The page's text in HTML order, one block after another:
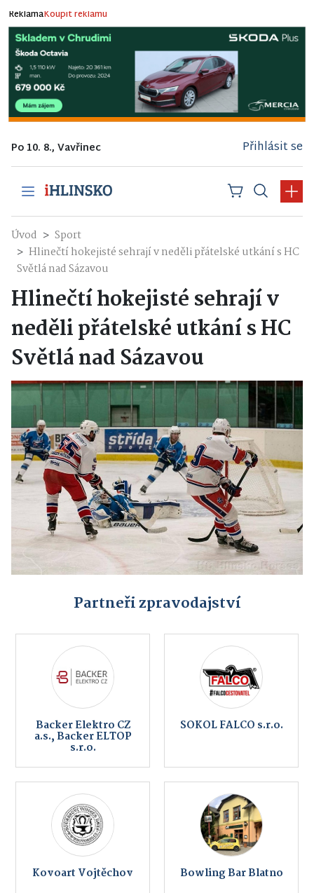
ReklamaKoupit reklamu
Po 10. 8., Vavřinec Přihlásit se
Úvod
Sport
Hlinečtí hokejisté sehrají v neděli přátelské utkání s HC
Světlá nad Sázavou
Hlinečtí hokejisté sehrají v
neděli přátelské utkání s HC
Světlá nad Sázavou
Partneři zpravodajství
Backer Elektro CZ
a.s., Backer ELTOP
s.r.o.
SOKOL FALCO s.r.o.
Kovoart Vojtěchov Bowling Bar Blatno